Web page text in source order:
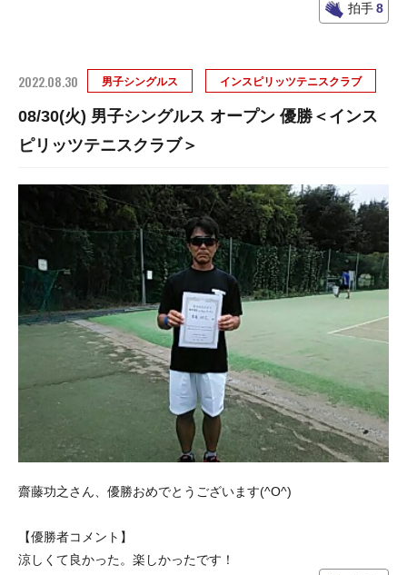
拍手8
2022.08.30 男子シングルス インスピリッツテニスクラブ
08/30(火) 男子シングルス オープン 優勝＜インス
ピリッツテニスクラブ＞
齋藤功之さん、優勝おめでとうございます(^O^)
【優勝者コメント】
涼しくて良かった。楽しかったです！